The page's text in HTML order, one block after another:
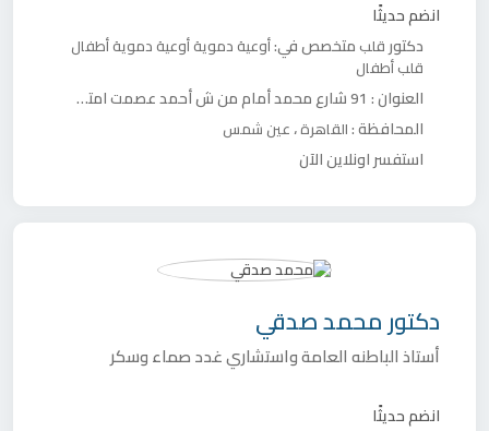
انضم حديثًا
دكتور قلب متخصص في:أوعية دمويةأوعية دموية أطفال
قلب أطفال
العنوان : 91 شارع محمد أمام من ش أحمد عصمت امتداد ش العشرين
المحافظة :القاهرة،عين شمس
استفسر اونلاين الآن
دكتورمحمد صدقي
أستاذ الباطنه العامة واستشاري غدد صماء وسكر
انضم حديثًا